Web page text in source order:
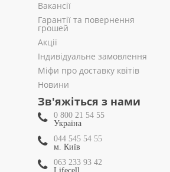
Вакансії
Гарантії та повернення
грошей
Акції
Індивідуальне замовлення
Міфи про доставку квітів
Новини
Зв'яжіться з нами
0 800 21 54 55
Україна
044 545 54 55
м. Київ
063 233 93 42